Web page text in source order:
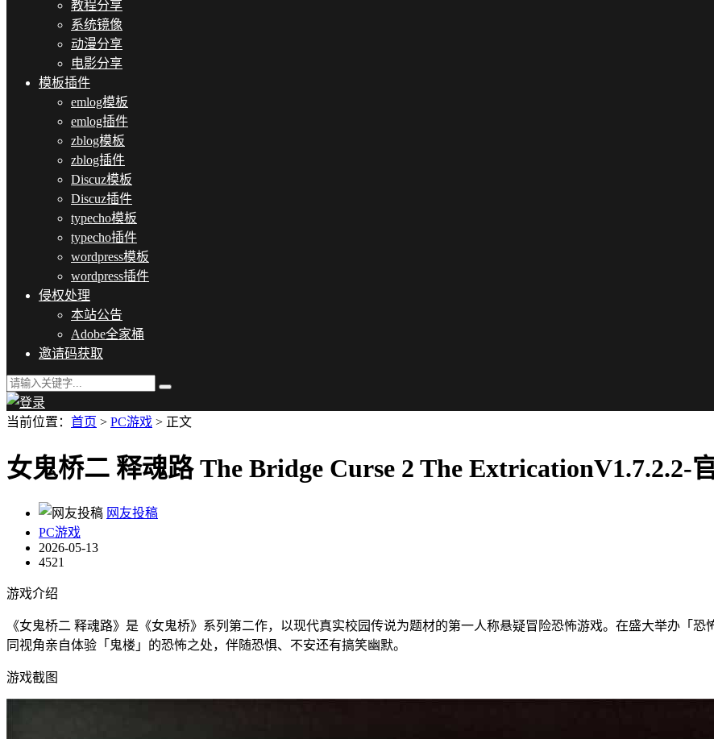
教程分享
系统镜像
动漫分享
电影分享
模板插件
emlog模板
emlog插件
zblog模板
zblog插件
Discuz模板
Discuz插件
typecho模板
typecho插件
wordpress模板
wordpress插件
侵权处理
本站公告
Adobe全家桶
邀请码获取
当前位置： 首页 > PC游戏 > 正文
女鬼桥二 释魂路 The Bridge Curse 2 The ExtricationV1.7.2.2-
网友投稿
PC游戏
2026-05-13
4521
游戏介绍
《女鬼桥二 释魂路》是《女鬼桥》系列第二作，以现代真实校园传说为题材的第一人称悬疑冒险恐怖游戏。在盛大举办「
同视角亲自体验「鬼楼」的恐怖之处，伴随恐惧、不安还有搞笑幽默。
游戏截图